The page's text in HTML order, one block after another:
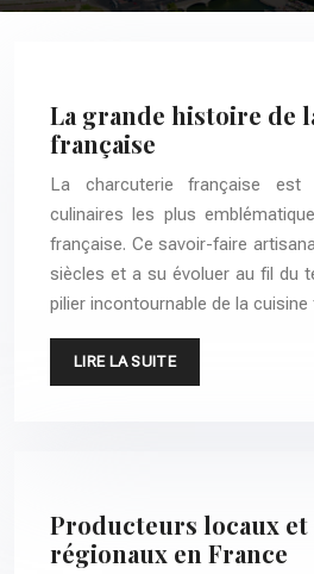
La grande histoire de
française
La charcuterie française est
culinaires les plus
française. Ce savoir-faire
siècles et a su évoluer au fil du
pilier incontournable de la
LIRE LA SUITE
Producteurs locaux et
régionaux en France